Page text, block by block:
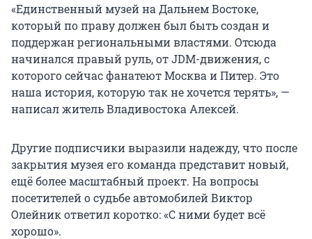
«Единственный музей на Дальнем Востоке,
который по праву должен был быть создан и
поддержан региональными властями. Отсюда
начинался правый руль, от JDM-движения, с
которого сейчас фанатеют Москва и Питер. Это
наша история, которую так не хочется терять», —
написал житель Владивостока Алексей.
Другие подписчики выразили надежду, что после
закрытия музея его команда представит новый,
ещё более масштабный проект. На вопросы
посетителей о судьбе автомобилей Виктор
Олейник ответил коротко: «С ними будет всё
хорошо».